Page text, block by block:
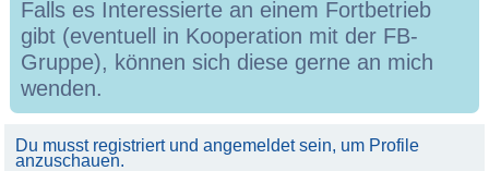
Falls es Interessierte an einem Fortbetrieb
gibt (eventuell in Kooperation mit der FB-
Gruppe), können sich diese gerne an mich
wenden.
Du musst registriert und angemeldet sein, um Profile
anzuschauen.